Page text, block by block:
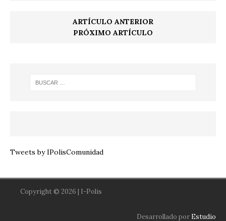
ARTÍCULO ANTERIOR
PRÓXIMO ARTÍCULO
Tweets by IPolisComunidad
Copyright © 2026 | I-Polis
Desarrollado por Estudio